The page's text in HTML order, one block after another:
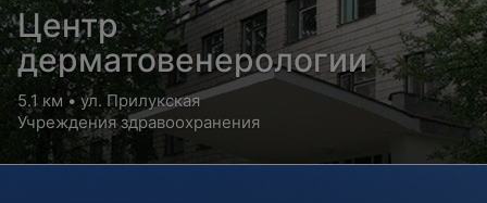
Центр
дерматовенерологии
5.1 км • ул. Прилукская
Учреждения здравоохранения